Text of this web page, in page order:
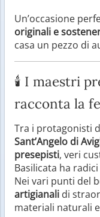
Un’occasione
originali e
casa un pezzo di
🕯️ I maestri
racconta la
Tra i protagonisti
Sant’Angelo di
presepisti, veri
Basilicata ha
Nei vari punti del
artigianali di
materiali naturali